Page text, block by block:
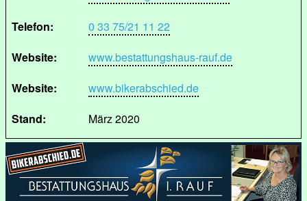
Telefon:
0 33 75/21 11 22
Website:
www.bestattungshaus-rauf.de
Website:
www.bikerabschied.de
Stand:
März 2020